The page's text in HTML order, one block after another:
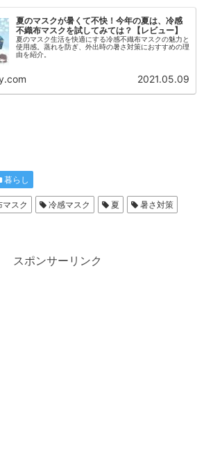
夏のマスクが暑くて不快！今年の夏は、冷感
不織布マスクを試してみては？【レビュー】
夏のマスク生活を快適にする冷感不織布マスクの魅力と
使用感。蒸れを防ぎ、外出時の暑さ対策におすすめの理
由を紹介。
2021.05.09
暮らし
マスク 冷感マスク 夏
暑さ対策
スポンサーリンク